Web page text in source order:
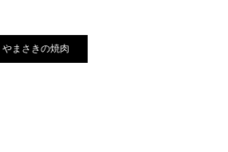
やまさきの焼肉